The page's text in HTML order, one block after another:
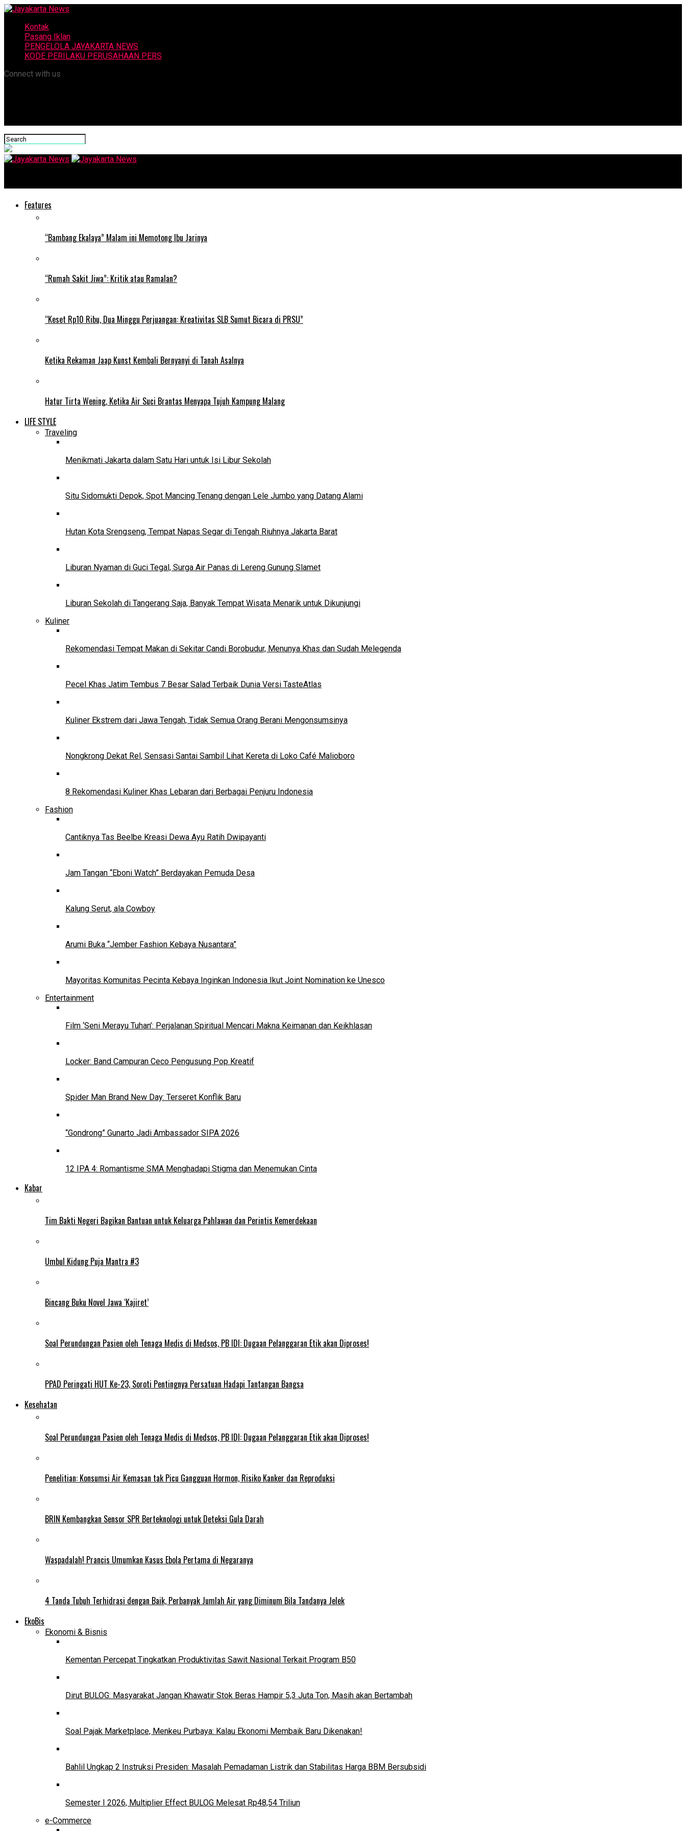
Kontak
Pasang Iklan
PENGELOLA JAYAKARTA NEWS
KODE PERILAKU PERUSAHAAN PERS
Connect with us
Features
“Bambang Ekalaya” Malam ini Memotong Ibu Jarinya
“Rumah Sakit Jiwa”: Kritik atau Ramalan?
“Keset Rp10 Ribu, Dua Minggu Perjuangan: Kreativitas SLB Sumut Bicara di PRSU”
Ketika Rekaman Jaap Kunst Kembali Bernyanyi di Tanah Asalnya
Hatur Tirta Wening, Ketika Air Suci Brantas Menyapa Tujuh Kampung Malang
LIFE STYLE
Traveling
Menikmati Jakarta dalam Satu Hari untuk Isi Libur Sekolah
Situ Sidomukti Depok, Spot Mancing Tenang dengan Lele Jumbo yang Datang Alami
Hutan Kota Srengseng, Tempat Napas Segar di Tengah Riuhnya Jakarta Barat
Liburan Nyaman di Guci Tegal, Surga Air Panas di Lereng Gunung Slamet
Liburan Sekolah di Tangerang Saja, Banyak Tempat Wisata Menarik untuk Dikunjungi
Kuliner
Rekomendasi Tempat Makan di Sekitar Candi Borobudur, Menunya Khas dan Sudah Melegenda
Pecel Khas Jatim Tembus 7 Besar Salad Terbaik Dunia Versi TasteAtlas
Kuliner Ekstrem dari Jawa Tengah, Tidak Semua Orang Berani Mengonsumsinya
Nongkrong Dekat Rel, Sensasi Santai Sambil Lihat Kereta di Loko Café Malioboro
8 Rekomendasi Kuliner Khas Lebaran dari Berbagai Penjuru Indonesia
Fashion
Cantiknya Tas Beelbe Kreasi Dewa Ayu Ratih Dwipayanti
Jam Tangan “Eboni Watch” Berdayakan Pemuda Desa
Kalung Serut, ala Cowboy
Arumi Buka “Jember Fashion Kebaya Nusantara”
Mayoritas Komunitas Pecinta Kebaya Inginkan Indonesia Ikut Joint Nomination ke Unesco
Entertainment
Film ‘Seni Merayu Tuhan’: Perjalanan Spiritual Mencari Makna Keimanan dan Keikhlasan
Locker: Band Campuran Ceco Pengusung Pop Kreatif
Spider Man Brand New Day: Terseret Konflik Baru
“Gondrong” Gunarto Jadi Ambassador SIPA 2026
12 IPA 4: Romantisme SMA Menghadapi Stigma dan Menemukan Cinta
Kabar
Tim Bakti Negeri Bagikan Bantuan untuk Keluarga Pahlawan dan Perintis Kemerdekaan
Umbul Kidung Puja Mantra #3
Bincang Buku Novel Jawa ‘Kajiret’
Soal Perundungan Pasien oleh Tenaga Medis di Medsos, PB IDI: Dugaan Pelanggaran Etik akan Diproses!
PPAD Peringati HUT Ke-23, Soroti Pentingnya Persatuan Hadapi Tantangan Bangsa
Kesehatan
Soal Perundungan Pasien oleh Tenaga Medis di Medsos, PB IDI: Dugaan Pelanggaran Etik akan Diproses!
Penelitian: Konsumsi Air Kemasan tak Picu Gangguan Hormon, Risiko Kanker dan Reproduksi
BRIN Kembangkan Sensor SPR Berteknologi untuk Deteksi Gula Darah
Waspadalah! Prancis Umumkan Kasus Ebola Pertama di Negaranya
4 Tanda Tubuh Terhidrasi dengan Baik, Perbanyak Jumlah Air yang Diminum Bila Tandanya Jelek
EkoBis
Ekonomi & Bisnis
Kementan Percepat Tingkatkan Produktivitas Sawit Nasional Terkait Program B50
Dirut BULOG: Masyarakat Jangan Khawatir Stok Beras Hampir 5,3 Juta Ton, Masih akan Bertambah
Soal Pajak Marketplace, Menkeu Purbaya: Kalau Ekonomi Membaik Baru Dikenakan!
Bahlil Ungkap 2 Instruksi Presiden: Masalah Pemadaman Listrik dan Stabilitas Harga BBM Bersubsidi
Semester I 2026, Multiplier Effect BULOG Melesat Rp48,54 Triliun
e-Commerce